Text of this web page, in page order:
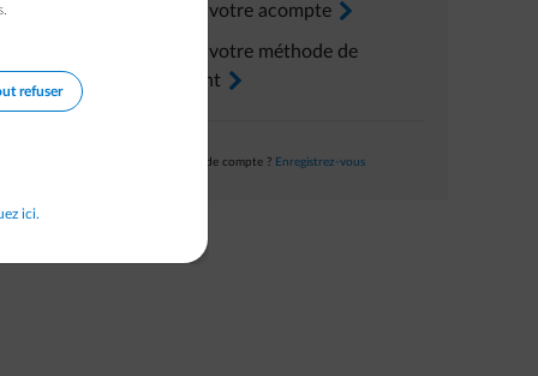
Ajuster votre acompte arrow-right
Ajuster votre méthode de
paiement arrow-right
Pas encore de compte ? Enregistrez-vous
refuser
ici.